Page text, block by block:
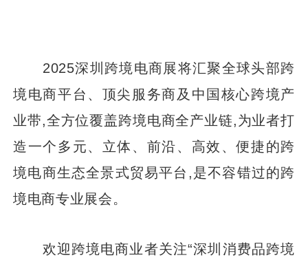
2025深圳跨境电商展将汇聚全球头部跨
境电商平台、顶尖服务商及中国核心跨境产
业带,全方位覆盖跨境电商全产业链,为业者打
造一个多元、立体、前沿、高效、便捷的跨
境电商生态全景式贸易平台,是不容错过的跨
境电商专业展会。
欢迎跨境电商业者关注“深圳消费品跨境